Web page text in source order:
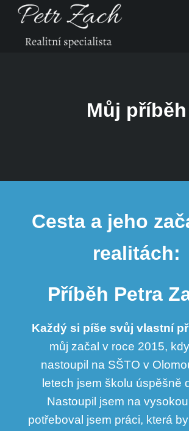
Můj příběh
Cesta a jeho
realitách:
Příběh Petra
Každý si píše svůj vlastní
můj začal v roce 2015,
nastoupil na SŠTO v
letech jsem školu úspěšně
Nastoupil jsem na
potřeboval jsem práci, která